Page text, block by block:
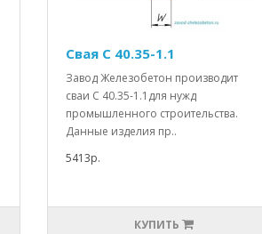
Свая С 40.35-1.1
Завод Железобетон производит
сваи С 40.35-1.1для нужд
промышленного строительства.
Данные изделия пр..
5413р.
КУПИТЬ